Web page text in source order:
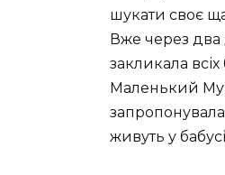
шукати своє
Вже через два
закликала
Маленький
живуть у